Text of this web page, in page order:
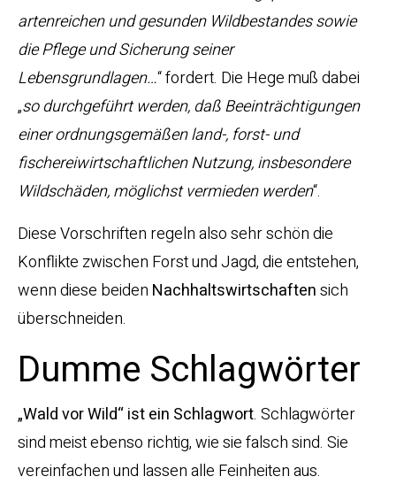
artenreichen und gesunden Wildbestandes sowie
die Pflege und Sicherung seiner
Lebensgrundlagen…“ fordert. Die Hege muß dabei
„so durchgeführt werden, daß Beeinträchtigungen
einer ordnungsgemäßen land-, forst- und
fischereiwirtschaftlichen Nutzung, insbesondere
Wildschäden, möglichst vermieden werden“.
Diese Vorschriften regeln also sehr schön die
Konflikte zwischen Forst und Jagd, die entstehen,
wenn diese beiden Nachhaltswirtschaftensich
überschneiden.
Dumme Schlagwörter
„Wald vor Wild“ ist ein Schlagwort. Schlagwörter
sind meist ebenso richtig, wie sie falsch sind. Sie
vereinfachen und lassen alle Feinheiten aus.